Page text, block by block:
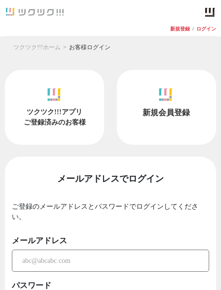
新規登録 / ログイン
ツクツク!!!ホーム お客様ログイン
ツクツク!!!アプリ
ご登録済みのお客様
新規会員登録
メールアドレスでログイン
ご登録のメールアドレスとパスワードでログインしてくださ
い。
メールアドレス
パスワード